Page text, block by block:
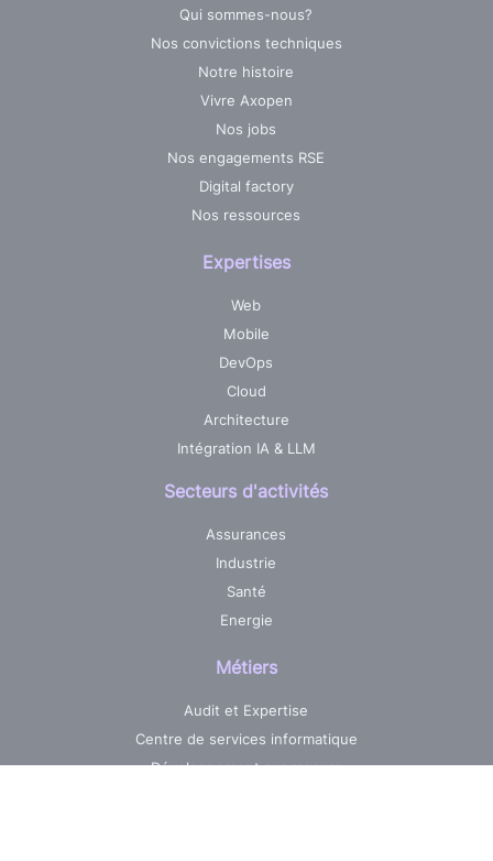
Qui sommes-nous?
Nos convictions techniques
Notre histoire
Vivre Axopen
Nos jobs
Nos engagements RSE
Digital factory
Nos ressources
Expertises
Web
Mobile
DevOps
Cloud
Architecture
Intégration IA & LLM
Secteurs d'activités
Assurances
Industrie
Santé
Energie
Métiers
Audit et Expertise
Centre de services informatique
Développement sur mesure